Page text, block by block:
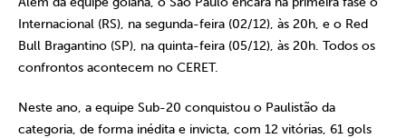
Internacional (RS), na segunda-feira (02/12), às 20h, e o Red
Bull Bragantino (SP), na quinta-feira (05/12), às 20h. Todos os
confrontos acontecem no CERET.
Neste ano, a equipe Sub-20 conquistou o Paulistão da
categoria, de forma inédita e invicta, com 12 vitórias, 61 gols